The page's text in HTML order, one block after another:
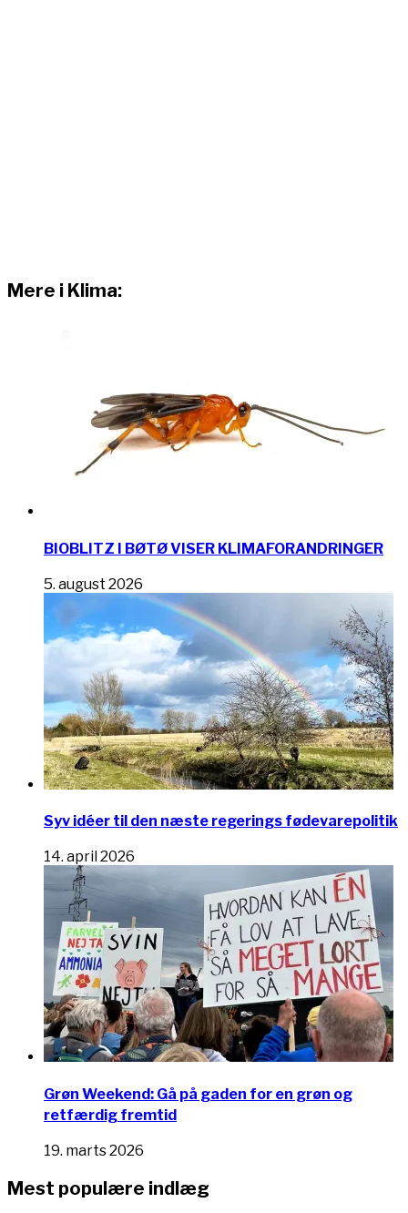
Mere i Klima:
BIOBLITZ I BØTØ VISER KLIMAFORANDRINGER
5. august 2026
Syv idéer til den næste regerings fødevarepolitik
14. april 2026
Grøn Weekend: Gå på gaden for en grøn og
retfærdig fremtid
19. marts 2026
Mest populære indlæg